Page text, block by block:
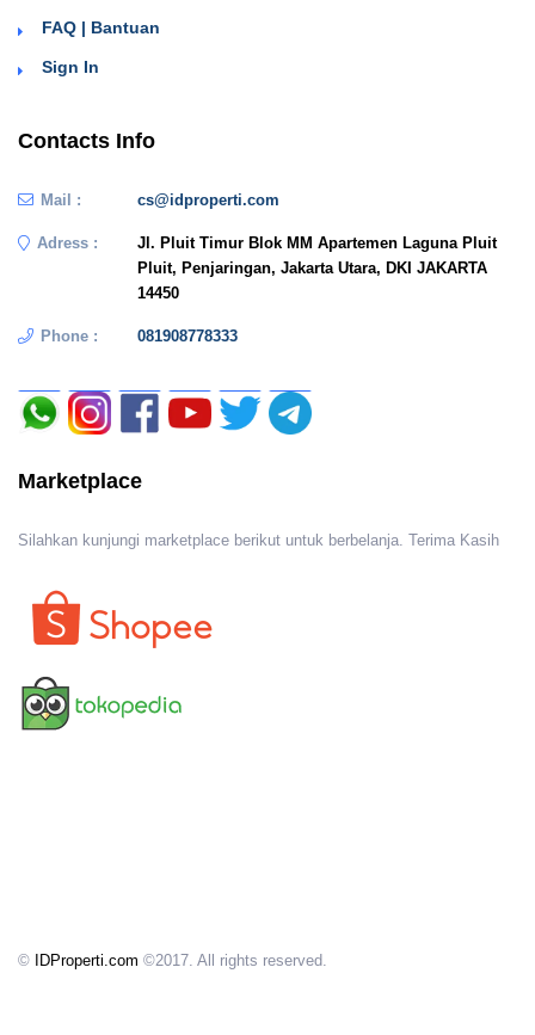
FAQ | Bantuan
Sign In
Contacts Info
Mail : cs@idproperti.com
Adress :
Jl. Pluit Timur Blok MM Apartemen Laguna Pluit
Pluit, Penjaringan, Jakarta Utara, DKI JAKARTA
14450
Phone : 081908778333
Marketplace
Silahkan kunjungi marketplace berikut untuk berbelanja. Terima Kasih
© IDProperti.com ©2017. All rights reserved.